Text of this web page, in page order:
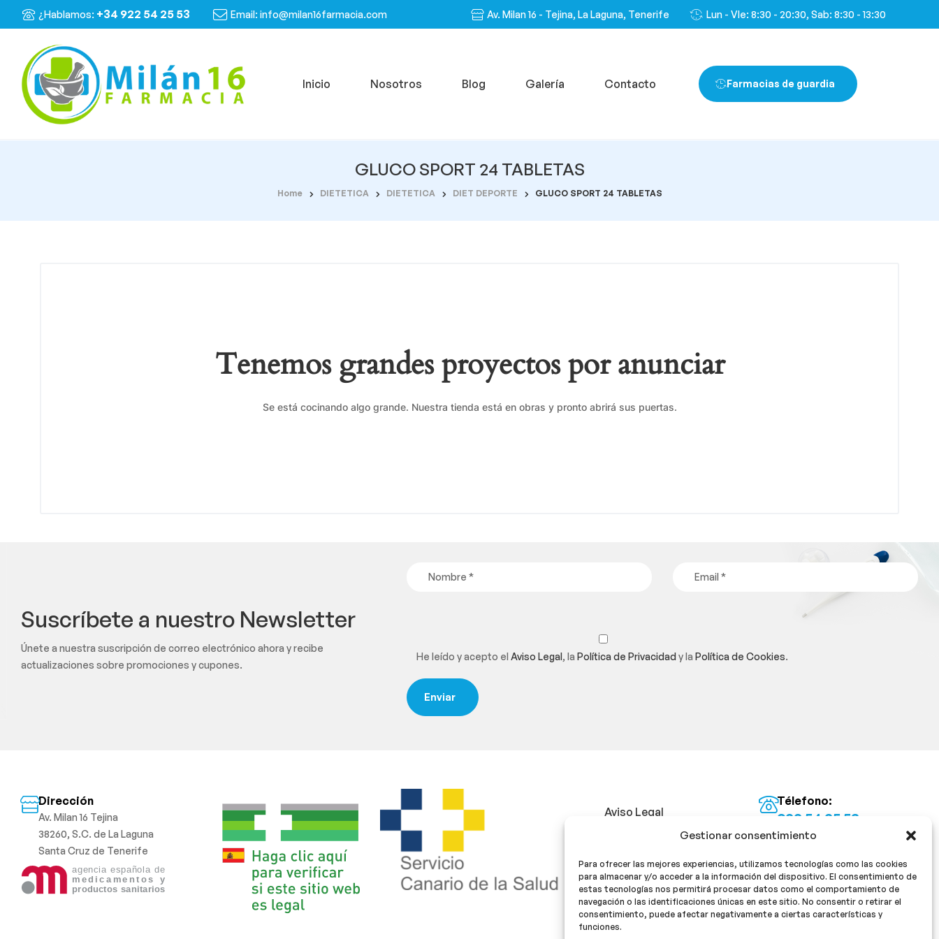
Gestionar consentimiento
Para ofrecer las mejores experiencias, utilizamos tecnologías como las cookies
para almacenar y/o acceder a la información del dispositivo. El consentimiento de
estas tecnologías nos permitirá procesar datos como el comportamiento de
navegación o las identificaciones únicas en este sitio. No consentir o retirar el
consentimiento, puede afectar negativamente a ciertas características y
funciones.
¿Hablamos: +34 922 54 25 53 Email: info@milan16farmacia.com Av. Milan 16 - Tejina, La Laguna, Tenerife Lun - VIe: 8:30 - 20:30, Sab: 8:30 - 13:30
Inicio Nosotros Blog Galería Contacto Farmacias de guardia
GLUCO SPORT 24 TABLETAS
Home DIETETICA DIETETICA DIET DEPORTE GLUCO SPORT 24 TABLETAS
Tenemos grandes proyectos por anunciar
Se está cocinando algo grande. Nuestra tienda está en obras y pronto abrirá sus puertas.
Suscríbete a nuestro Newsletter
Únete a nuestra suscripción de correo electrónico ahora y recibe
actualizaciones sobre promociones y cupones.
He leído y acepto elAviso Legal, laPolítica de Privacidady laPolítica de Cookies.
Dirección
Av. Milan 16 Tejina
38260, S.C. de La Laguna
Santa Cruz de Tenerife
Aviso Legal
Política de Privacidad
Política de cookies
Télefono:
922 54 25 53
Email:
¡Síguenos!